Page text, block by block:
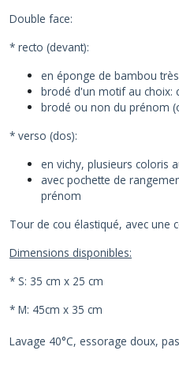
Double face:
* recto (devant):
en éponge de bambou
brodé d'un motif au choix:
brodé ou non du prénom
* verso (dos):
en vichy, plusieurs coloris
avec pochette de
prénom
Tour de cou élastiqué, avec une
Dimensions disponibles:
* S: 35 cm x 25 cm
* M: 45cm x 35 cm
Lavage 40°C, essorage doux,